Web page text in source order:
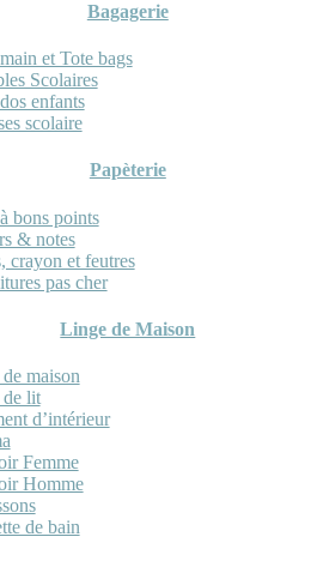
Bagagerie
et Tote bags
Scolaires
enfants
scolaire
Papèterie
bons points
& notes
crayon et feutres
pas cher
Linge de Maison
maison
lit
d’intérieur
Femme
Homme
de bain